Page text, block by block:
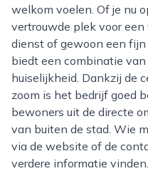
welkom voelen. Of je nu
vertrouwde plek voor
dienst of gewoon een
biedt een combinatie
huiselijkheid. Dankzij de
zoom is het bedrijf goed
bewoners uit de directe
van buiten de stad. Wie
via de website of de
verdere informatie vinden.